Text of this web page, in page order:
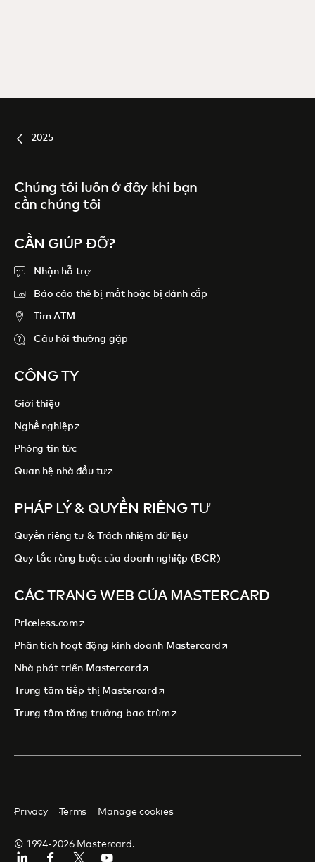
2025
Chúng tôi luôn ở đây khi bạn
cần chúng tôi
CẦN GIÚP ĐỠ?
Nhận hỗ trợ
Báo cáo thẻ bị mất hoặc bị đánh cắp
Tim ATM
Câu hỏi thường gặp
CÔNG TY
Giới thiệu
Nghề nghiệpopens in a new tab
Phòng tin tức
Quan hệ nhà đầu tưopens in a new tab
PHÁP LÝ & QUYỀN RIÊNG TƯ
Quyền riêng tư & Trách nhiệm dữ liệu
Quy tắc ràng buộc của doanh nghiệp (BCR)
CÁC TRANG WEB CỦA MASTERCARD
Priceless.comopens in a new tab
Phân tích hoạt động kinh doanh Mastercard opens in a new tab
Nhà phát triển Mastercardopens in a new tab
Trung tâm tiếp thị Mastercardopens in a new tab
Trung tâm tăng trưởng bao trùmopens in a new tab
© 1994-2026 Mastercard.
Privacy Terms Manage cookies